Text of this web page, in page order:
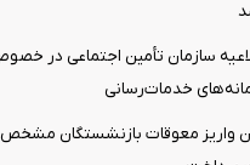
سازمان تأمین اجتماعی در
خدمات‌رسانی
واریز معوقات بازنشستگان